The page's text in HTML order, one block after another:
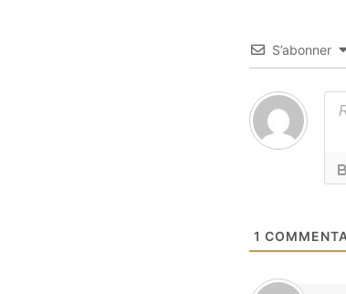
S’abonner
1